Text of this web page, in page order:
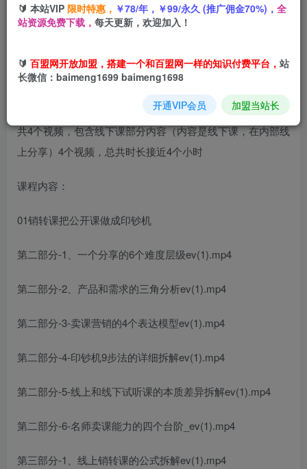
销转王校长合集，销转课，把公开课做成印钞机，送王校长
共4个视频，包含线下课部分内容（内容是线下课，在内部线
上分享）4个视频，总共时长接近4个小时
课程内容：
01销转课把公开课做成印钞机
第二部分-1、一个分享的6个难度层级ev(1).mp4
第二部分-2、产品和需求的三角分析ev(1).mp4
第二部分-3-卖课营销的4个表达模型ev(1).mp4
第二部分-4-印钞机9步法的详细拆解ev(1).mp4
第二部分-5-线上和线下试听课的本质差异拆解ev(1).mp4
第二部分-6-名师卖课能力的四个台阶_ev(1).mp4
第三部分-1、线上销转课的公式拆解ev(1).mp4
🔰 本站VIP 限时特惠， ￥78/年，￥99/永久 (推广佣金70%)， 全
站资源免费下载， 每天更新，欢迎加入！
🔰 百盟网开放加盟，搭建一个和百盟网一样的知识付费平台， 站
长微信：baimeng1699 baimeng1698
开通VIP会员 加盟当站长